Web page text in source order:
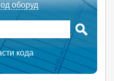
оборуд
кода